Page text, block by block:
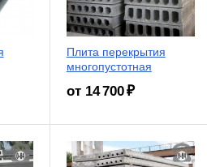
Плита перекрытия
многопустотная
от 14 700 ₽